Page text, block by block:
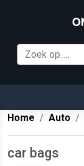
Home
Auto
car bags